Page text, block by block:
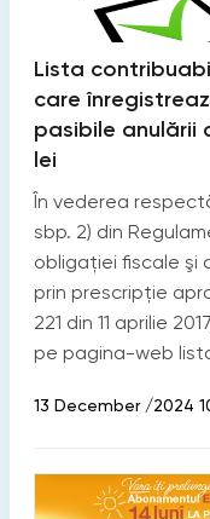
Lista
care
pasibile anulării
lei
În vederea
sbp. 2) din
obligației fiscale şi
prin prescripție
221 din 11 aprilie
pe pagina-web
13 December /2024